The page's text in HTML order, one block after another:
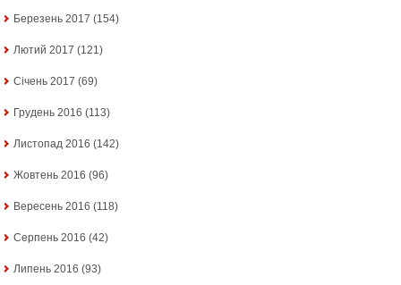
Березень 2017 (154)
Лютий 2017 (121)
Січень 2017 (69)
Грудень 2016 (113)
Листопад 2016 (142)
Жовтень 2016 (96)
Вересень 2016 (118)
Серпень 2016 (42)
Липень 2016 (93)